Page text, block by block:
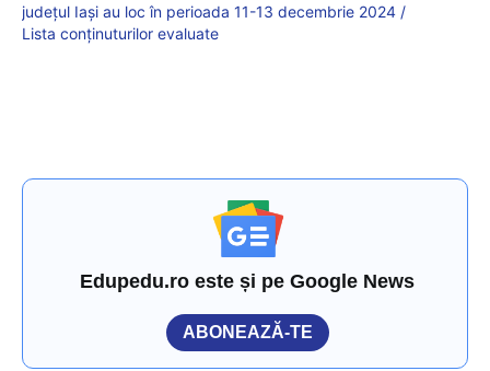
județul Iași au loc în perioada 11-13 decembrie 2024 /
Lista conținuturilor evaluate
Edupedu.ro este și pe Google News
ABONEAZĂ-TE